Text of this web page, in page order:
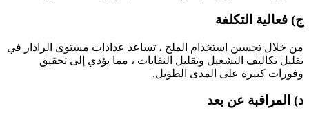
ج) فعالية التكلفة
من خلال تحسين استخدام الملح ، تساعد عدادات مستوى الرادار في
تقليل تكاليف التشغيل وتقليل النفايات ، مما يؤدي إلى تحقيق
وفورات كبيرة على المدى الطويل.
د) المراقبة عن بعد